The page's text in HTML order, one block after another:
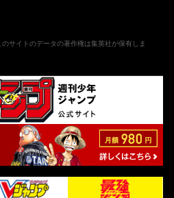
サイトのデータの著作権は集英社が保有しま